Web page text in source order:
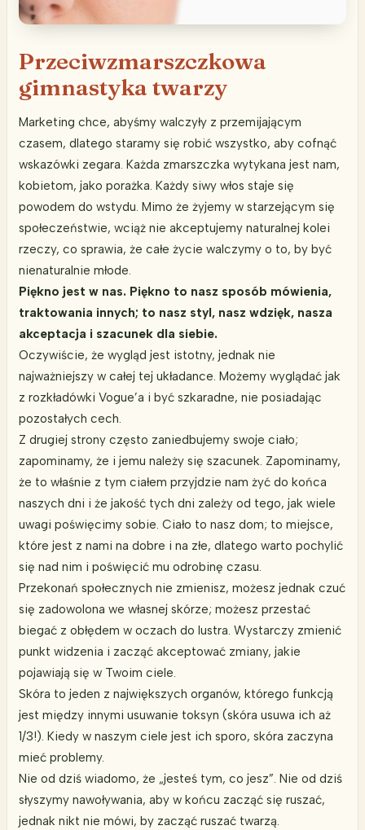
Przeciwzmarszczkowa
gimnastyka twarzy
Marketing chce, abyśmy walczyły z przemijającym
czasem, dlatego staramy się robić wszystko, aby cofnąć
wskazówki zegara. Każda zmarszczka wytykana jest nam,
kobietom, jako porażka. Każdy siwy włos staje się
powodem do wstydu. Mimo że żyjemy w starzejącym się
społeczeństwie, wciąż nie akceptujemy naturalnej kolei
rzeczy, co sprawia, że całe życie walczymy o to, by być
nienaturalnie młode.
Piękno jest w nas. Piękno to nasz sposób mówienia,
traktowania innych; to nasz styl, nasz wdzięk, nasza
akceptacja i szacunek dla siebie.
Oczywiście, że wygląd jest istotny, jednak nie
najważniejszy w całej tej układance. Możemy wyglądać jak
z rozkładówki Vogue’a i być szkaradne, nie posiadając
pozostałych cech.
Z drugiej strony często zaniedbujemy swoje ciało;
zapominamy, że i jemu należy się szacunek. Zapominamy,
że to właśnie z tym ciałem przyjdzie nam żyć do końca
naszych dni i że jakość tych dni zależy od tego, jak wiele
uwagi poświęcimy sobie. Ciało to nasz dom; to miejsce,
które jest z nami na dobre i na złe, dlatego warto pochylić
się nad nim i poświęcić mu odrobinę czasu.
Przekonań społecznych nie zmienisz, możesz jednak czuć
się zadowolona we własnej skórze; możesz przestać
biegać z obłędem w oczach do lustra. Wystarczy zmienić
punkt widzenia i zacząć akceptować zmiany, jakie
pojawiają się w Twoim ciele.
Skóra to jeden z największych organów, którego funkcją
jest między innymi usuwanie toksyn (skóra usuwa ich aż
1/3!). Kiedy w naszym ciele jest ich sporo, skóra zaczyna
mieć problemy.
Nie od dziś wiadomo, że „jesteś tym, co jesz”. Nie od dziś
słyszymy nawoływania, aby w końcu zacząć się ruszać,
jednak nikt nie mówi, by zacząć ruszać twarzą.